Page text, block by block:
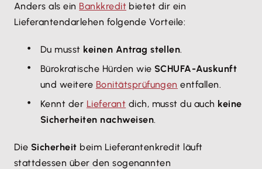
Anders als ein Bankkredit bietet dir ein
Lieferantendarlehen folgende Vorteile:
Du musst keinen Antrag stellen.
Bürokratische Hürden wie SCHUFA-Auskunft
und weitere Bonitätsprüfungen entfallen.
Kennt der Lieferant dich, musst du auch keine
Sicherheiten nachweisen.
Die Sicherheit beim Lieferantenkredit läuft
stattdessen über den sogenannten